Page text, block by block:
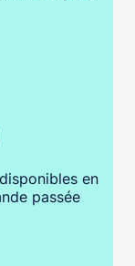
en
passée